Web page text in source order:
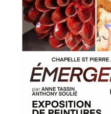
Adresse email*